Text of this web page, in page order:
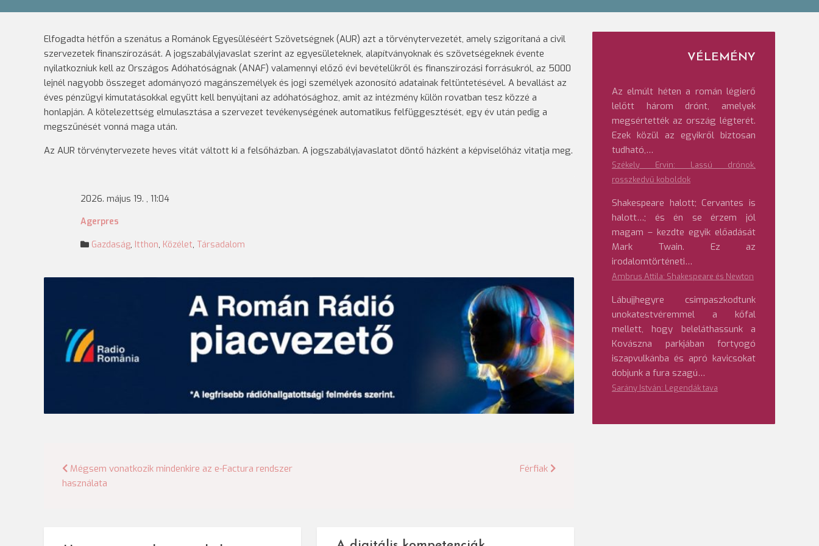
Elfogadta hétfőn a szenátus a Románok Egyesüléséért Szövetségnek (AUR) azt a törvénytervezetét, amely szigorítaná a civil
szervezetek finanszírozását. A jogszabályjavaslat szerint az egyesületeknek, alapítványoknak és szövetségeknek évente
nyilatkozniuk kell az Országos Adóhatóságnak (ANAF) valamennyi előző évi bevételükről és finanszírozási forrásukról, az 5000
lejnél nagyobb összeget adományozó magánszemélyek és jogi személyek azonosító adatainak feltüntetésével. A bevallást az
éves pénzügyi kimutatásokkal együtt kell benyújtani az adóhatósághoz, amit az intézmény külön rovatban tesz közzé a
honlapján. A kötelezettség elmulasztása a szervezet tevékenységének automatikus felfüggesztését, egy év után pedig a
megszűnését vonná maga után.
Az AUR törvénytervezete heves vitát váltott ki a felsőházban. A jogszabályjavaslatot döntő házként a képviselőház vitatja meg.
2026. május 19. , 11:04
Agerpres
Gazdaság, Itthon, Közélet, Társadalom
Bejegyzés
Mégsem vonatkozik mindenkire az e-Factura rendszer
használata
Férfiak
VÉLEMÉNY
Az elmúlt héten a román légierő
lelőtt három drónt, amelyek
megsértették az ország légterét.
Ezek közül az egyikről biztosan
tudható,…
Székely Ervin: Lassú drónok,
rosszkedvű koboldok
Shakespeare halott; Cervantes is
halott…; és én se érzem jól
magam – kezdte egyik előadását
Mark Twain. Ez az
irodalomtörténeti…
Ambrus Attila: Shakespeare és Newton
Lábujjhegyre csimpaszkodtunk
unokatestvéremmel a kőfal
mellett, hogy beleláthassunk a
Kovászna parkjában fortyogó
iszapvulkánba és apró kavicsokat
dobjunk a fura szagú…
Sarány István: Legendák tava